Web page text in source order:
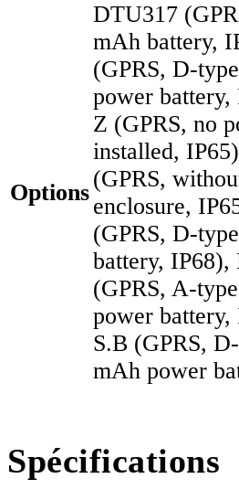
Options
DTU317
mAh battery,
(GPRS, D-
power
Z (GPRS, no
installed,
(GPRS,
enclosure,
(GPRS, D-
battery,
(GPRS, A-
power
S.B (GPRS,
mAh power
Spécifications